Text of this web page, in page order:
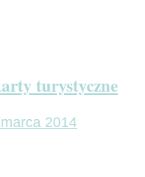
turystyczne
2014